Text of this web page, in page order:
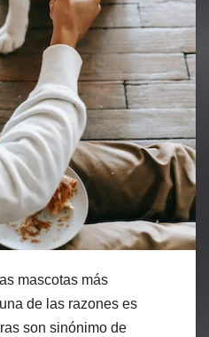
mascotas más
de las razones es
son sinónimo de